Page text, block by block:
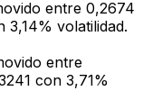
entre 0,2674
volatilidad.
entre
con 3,71%